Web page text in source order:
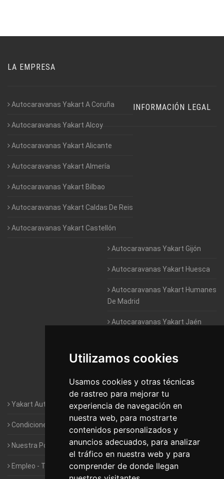
Utilizamos cookies
Usamos cookies y otras técnicas
de rastreo para mejorar tu
experiencia de navegación en
nuestra web, para mostrarte
contenidos personalizados y
anuncios adecuados, para analizar
el tráfico en nuestra web y para
comprender de donde llegan
LA EMPRESA
Autocaravanas Yakart A Coruña
Autocaravanas Yakart Alcoy
Autocaravanas Yakart Alicante
Autocaravanas Yakart Almería
Autocaravanas Yakart Bilbao
Autocaravanas Yakart Caldas De Reis
Autocaravanas Yakart Castellón
Autocaravanas Yakart Gijón
Autocaravanas Yakart Huesca
Autocaravanas Yakart Humanes
De Madrid
Autocaravanas Yakart Jaén
Autocaravanas Yakart Valencia
Autocaravanas Yakart Vitoria
INFORMACIÓN LEGAL
Yakart Autocaravanas · La empresa
Condiciones de Alquiler de Yakart
Nuestra Política de Privacidad
Empleo - Trabaja con nosotros